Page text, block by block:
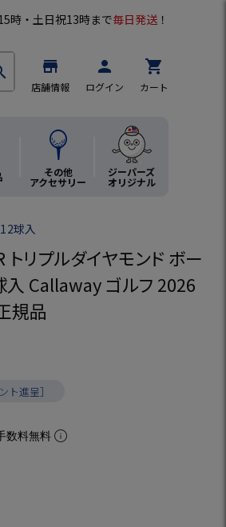
時・土日祝13時まで毎日発送 ！
store
店舗情報
person
ログイン
shopping_cart
カート
その他
アクセサリー
ジーパーズ
オリジナル
球入
リプルダイヤモンド ボー
入 Callaway ゴルフ 2026
規品
ト進呈］
数料無料